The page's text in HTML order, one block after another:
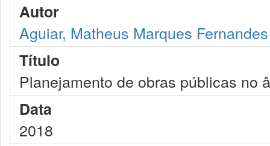
Autor
Aguiar, Matheus Marques Fernandes
Título
Planejamento de obras públicas no
Data
2018